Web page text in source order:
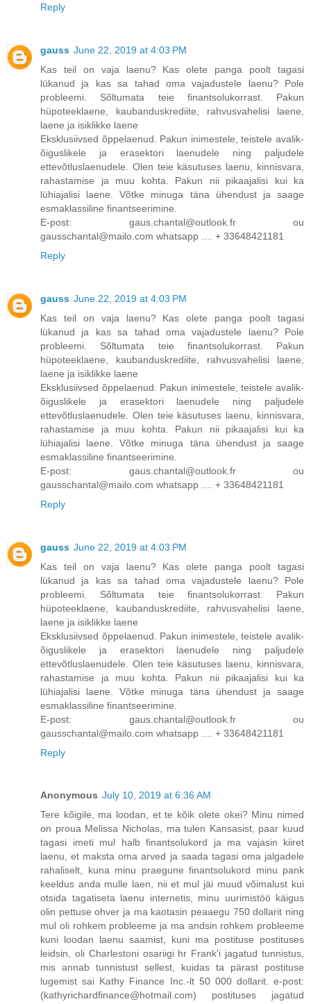
Reply
gauss June 22, 2019 at 4:03 PM
Kas teil on vaja laenu? Kas olete panga poolt tagasi
lükanud ja kas sa tahad oma vajadustele laenu? Pole
probleemi. Sõltumata teie finantsolukorrast. Pakun
hüpoteeklaene, kaubanduskrediite, rahvusvahelisi laene,
laene ja isiklikke laene
Eksklusiivsed õppelaenud. Pakun inimestele, teistele avalik-
õiguslikele ja erasektori laenudele ning paljudele
ettevõtluslaenudele. Olen teie käsutuses laenu, kinnisvara,
rahastamise ja muu kohta. Pakun nii pikaajalisi kui ka
lühiajalisi laene. Võtke minuga täna ühendust ja saage
esmaklassiline finantseerimine.
E-post: gaus.chantal@outlook.fr ou
gausschantal@mailo.com whatsapp .... + 33648421181
Reply
gauss June 22, 2019 at 4:03 PM
Kas teil on vaja laenu? Kas olete panga poolt tagasi
lükanud ja kas sa tahad oma vajadustele laenu? Pole
probleemi. Sõltumata teie finantsolukorrast. Pakun
hüpoteeklaene, kaubanduskrediite, rahvusvahelisi laene,
laene ja isiklikke laene
Eksklusiivsed õppelaenud. Pakun inimestele, teistele avalik-
õiguslikele ja erasektori laenudele ning paljudele
ettevõtluslaenudele. Olen teie käsutuses laenu, kinnisvara,
rahastamise ja muu kohta. Pakun nii pikaajalisi kui ka
lühiajalisi laene. Võtke minuga täna ühendust ja saage
esmaklassiline finantseerimine.
E-post: gaus.chantal@outlook.fr ou
gausschantal@mailo.com whatsapp .... + 33648421181
Reply
gauss June 22, 2019 at 4:03 PM
Kas teil on vaja laenu? Kas olete panga poolt tagasi
lükanud ja kas sa tahad oma vajadustele laenu? Pole
probleemi. Sõltumata teie finantsolukorrast. Pakun
hüpoteeklaene, kaubanduskrediite, rahvusvahelisi laene,
laene ja isiklikke laene
Eksklusiivsed õppelaenud. Pakun inimestele, teistele avalik-
õiguslikele ja erasektori laenudele ning paljudele
ettevõtluslaenudele. Olen teie käsutuses laenu, kinnisvara,
rahastamise ja muu kohta. Pakun nii pikaajalisi kui ka
lühiajalisi laene. Võtke minuga täna ühendust ja saage
esmaklassiline finantseerimine.
E-post: gaus.chantal@outlook.fr ou
gausschantal@mailo.com whatsapp .... + 33648421181
Reply
Anonymous July 10, 2019 at 6:36 AM
Tere kõigile, ma loodan, et te kõik olete okei? Minu nimed
on proua Melissa Nicholas, ma tulen Kansasist, paar kuud
tagasi imeti mul halb finantsolukord ja ma vajasin kiiret
laenu, et maksta oma arved ja saada tagasi oma jalgadele
rahaliselt, kuna minu praegune finantsolukord minu pank
keeldus anda mulle laen, nii et mul jäi muud võimalust kui
otsida tagatiseta laenu internetis, minu uurimistöö käigus
olin pettuse ohver ja ma kaotasin peaaegu 750 dollarit ning
mul oli rohkem probleeme ja ma andsin rohkem probleeme
kuni loodan laenu saamist, kuni ma postituse postituses
leidsin, oli Charlestoni osariigi hr Frank'i jagatud tunnistus,
mis annab tunnistust sellest, kuidas ta pärast postituse
lugemist sai Kathy Finance Inc.-lt 50 000 dollarit. e-post:
(kathyrichardfinance@hotmail.com) postituses jagatud